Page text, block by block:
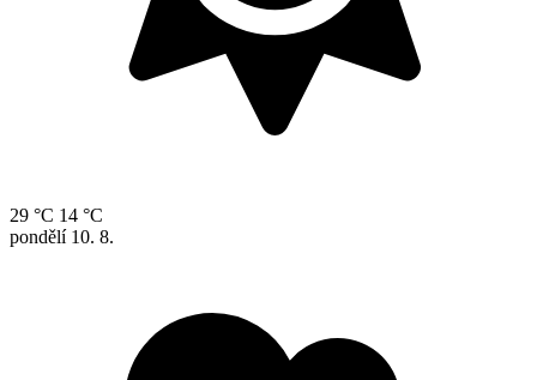
29 °C 14 °C
pondělí 10. 8.